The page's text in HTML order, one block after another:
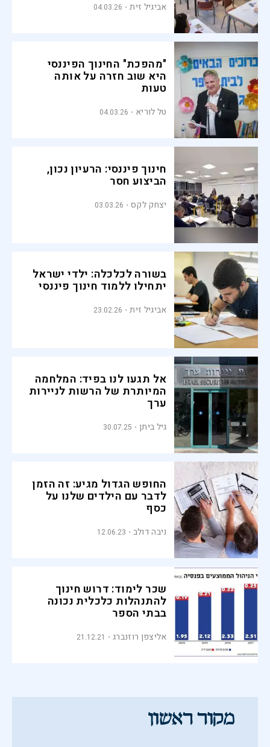
אביגיל זית 04.03.26
"מהפכת" החינוך הפיננסי
היא שוב חזרה על אותה
טעות
טל לוריא 04.03.26
חינוך פיננסי: הרעיון נכון,
הביצוע חסר
יצחק לקס 03.03.26
בשורה לכלכלה: ילדי ישראל
יתחילו ללמוד חינוך פיננסי
אביגיל זית 23.02.26
אל תגעו לנו בפיד: המלחמה
המיותרת של הרשות לניירות
ערך
גיל ביתן 30.07.25
החופש הגדול מגיע: זה הזמן
לדבר עם הילדים שלנו על
כסף
ניבה דולב 12.06.23
שכר לימוד: דרוש חינוך
להתנהלות כלכלית נכונה
בבתי הספר
אליצפן רוזנברג 21.12.21